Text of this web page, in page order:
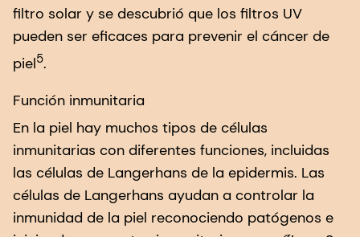
filtro solar y se descubrió que los filtros UV
pueden ser eficaces para prevenir el cáncer de
piel5.
Función inmunitaria
En la piel hay muchos tipos de células
inmunitarias con diferentes funciones, incluidas
las células de Langerhans de la epidermis. Las
células de Langerhans ayudan a controlar la
inmunidad de la piel reconociendo patógenos e